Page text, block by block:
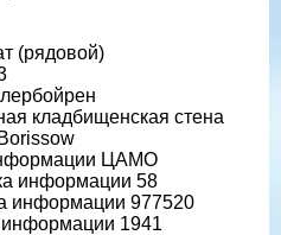
(рядовой)
кладбищенская стена
ЦАМО
информации 58
информации 977520
информации 1941